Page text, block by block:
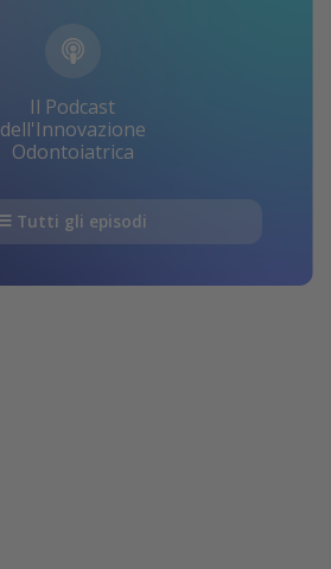
Il Podcast
dell'Innovazione
Odontoiatrica
Tutti gli episodi